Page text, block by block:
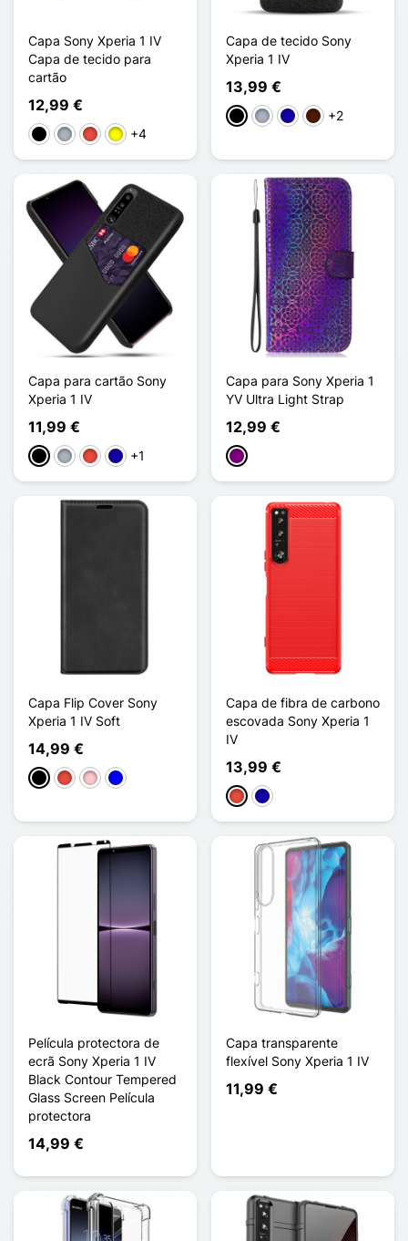
Capa Sony Xperia 1 IV
Capa de tecido para
cartão
12,99 €
PretoCinzentoVermelho
Amarelo
+4
Capa de tecido Sony
Xperia 1 IV
13,99 €
PretoCinzentoAzul Escuro
Castanho escuro
+2
Capa para cartão Sony
Xperia 1 IV
11,99 €
PretoCinzentoVermelhoAzul Escuro
+1
Capa para Sony Xperia 1
YV Ultra Light Strap
12,99 €
Púrpura
Capa Flip Cover Sony
Xperia 1 IV Soft
14,99 €
PretoVermelho
RosaAzul
Capa de fibra de carbono
escovada Sony Xperia 1
IV
13,99 €
VermelhoAzul Escuro
Película protectora de
ecrã Sony Xperia 1 IV
Black Contour Tempered
Glass Screen Película
protectora
14,99 €
Capa transparente
flexível Sony Xperia 1 IV
11,99 €